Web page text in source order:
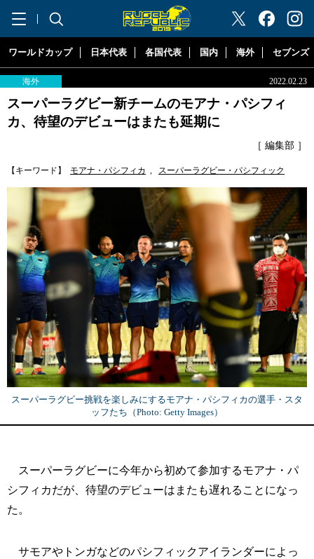
"ラグビーリパブリック"
ワールドカップ 日本代表 各国代表 国内 海外 セブンズ
海外 2022.02.23
スーパーラグビー新チームのモアナ・パシフィ
カ、待望のデビューはまたも延期に
［ 編集部 ］
【キーワード】 モアナ・パシフィカ , スーパーラグビー・パシフィック
スーパーラグビー挑戦を楽しみにするモアナ・パシフィカの選手・スタ
ッフたち（Photo: Getty Images）
スーパーラグビーに今年から初めて参加するモアナ・パ
シフィカだが、待望のデビューはまたも遅れることになっ
た。
サモアやトンガなどのパシフィックアイランダーによっ